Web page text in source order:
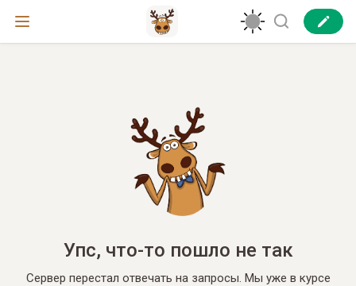
Упс, что-то пошло не так
Сервер перестал отвечать на запросы. Мы уже в курсе